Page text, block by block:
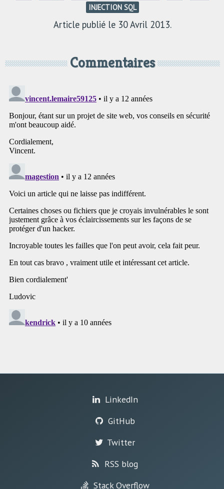
INJECTION SQL
Article publié le 30 Avril 2013.
Commentaires
LinkedIn
GitHub
Twitter
RSS blog
Stack Overflow